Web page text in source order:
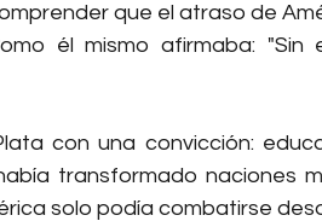
que el atraso de
él mismo afirmaba:
con una convicción:
transformado naciones
solo podía combatirse